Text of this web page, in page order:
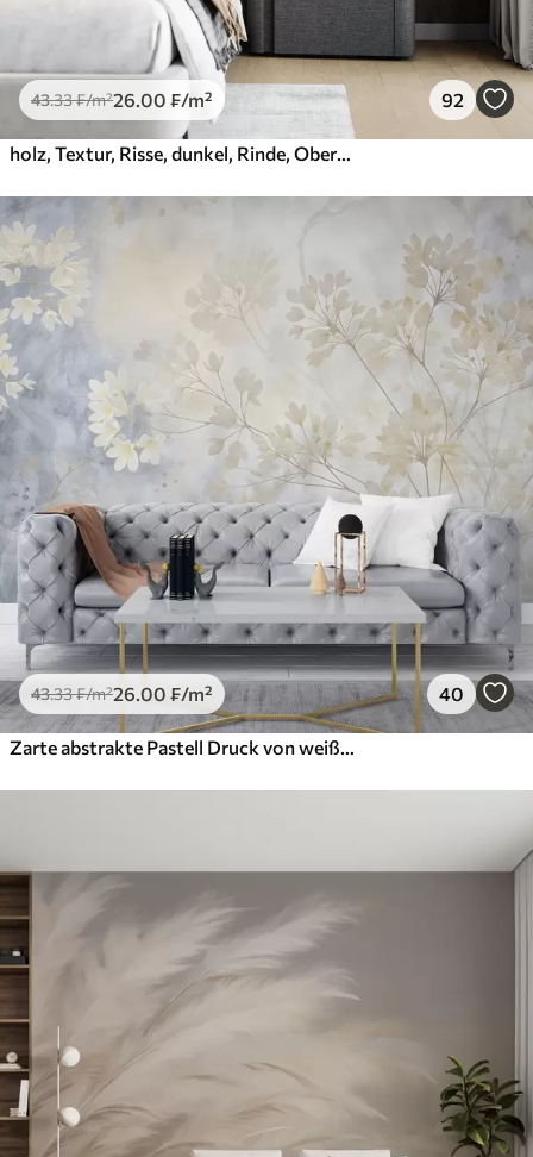
43.33₣/m²26.00 ₣/m² 92
holz, Textur, Risse, dunkel, Rinde, Oberfläche
43.33₣/m²26.00 ₣/m² 40
Zarte abstrakte Pastell Druck von weißen Blumen auf verschwommenen Hintergrund, weich und ätherisch